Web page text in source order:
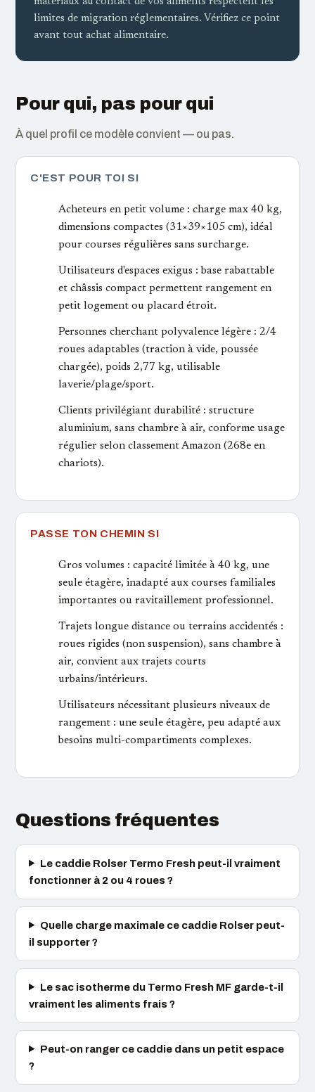
limites de migration réglementaires. Vérifiez ce point
avant tout achat alimentaire.
Pour qui, pas pour qui
À quel profil ce modèle convient — ou pas.
C'EST POUR TOI SI
Acheteurs en petit volume : charge max 40 kg,
dimensions compactes (31×39×105 cm), idéal
pour courses régulières sans surcharge.
Utilisateurs d'espaces exigus : base rabattable
et châssis compact permettent rangement en
petit logement ou placard étroit.
Personnes cherchant polyvalence légère : 2/4
roues adaptables (traction à vide, poussée
chargée), poids 2,77 kg, utilisable
laverie/plage/sport.
Clients privilégiant durabilité : structure
aluminium, sans chambre à air, conforme usage
régulier selon classement Amazon (268e en
chariots).
PASSE TON CHEMIN SI
Gros volumes : capacité limitée à 40 kg, une
seule étagère, inadapté aux courses familiales
importantes ou ravitaillement professionnel.
Trajets longue distance ou terrains accidentés :
roues rigides (non suspension), sans chambre à
air, convient aux trajets courts
urbains/intérieurs.
Utilisateurs nécessitant plusieurs niveaux de
rangement : une seule étagère, peu adapté aux
besoins multi-compartiments complexes.
Questions fréquentes
Le caddie Rolser Termo Fresh peut-il vraiment
fonctionner à 2 ou 4 roues ?
Quelle charge maximale ce caddie Rolser peut-
il supporter ?
Le sac isotherme du Termo Fresh MF garde-t-il
vraiment les aliments frais ?
Peut-on ranger ce caddie dans un petit espace
?